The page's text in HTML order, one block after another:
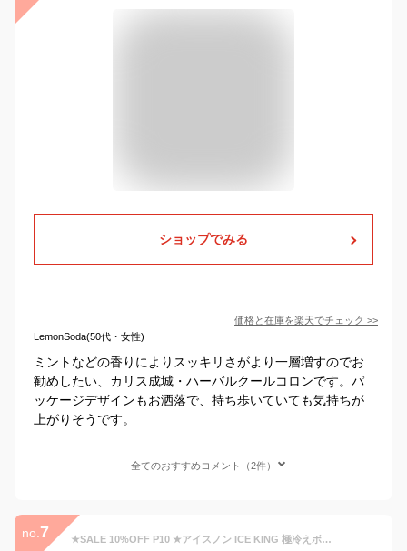
ショップでみる
価格と在庫を楽天でチェック >>
LemonSoda(50代・女性)
ミントなどの香りによりスッキリさがより一層増すのでお
勧めしたい、カリス成城・ハーバルクールコロンです。パ
ッケージデザインもお洒落で、持ち歩いていても気持ちが
上がりそうです。
全てのおすすめコメント（2件）
no. 7 ★SALE 10%OFF P10 ★アイスノン ICE KING 極冷えボディミスト 金木犀の香り 白元アース 4902407025111 冷却スプレー 熱中症対策 クール 服の上 猛暑 熱中症 熱中症対策グッズ 農作業 首 キッズ スポーツ ※廃番在庫限り